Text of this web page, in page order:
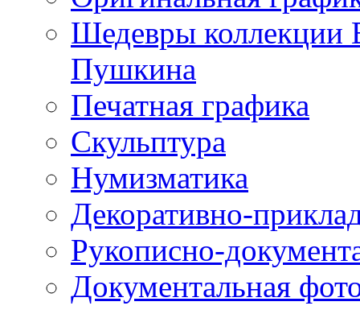
Шедевры коллекции
Пушкина
Печатная графика
Скульптура
Нумизматика
Декоративно-
Рукописно-
Документальная